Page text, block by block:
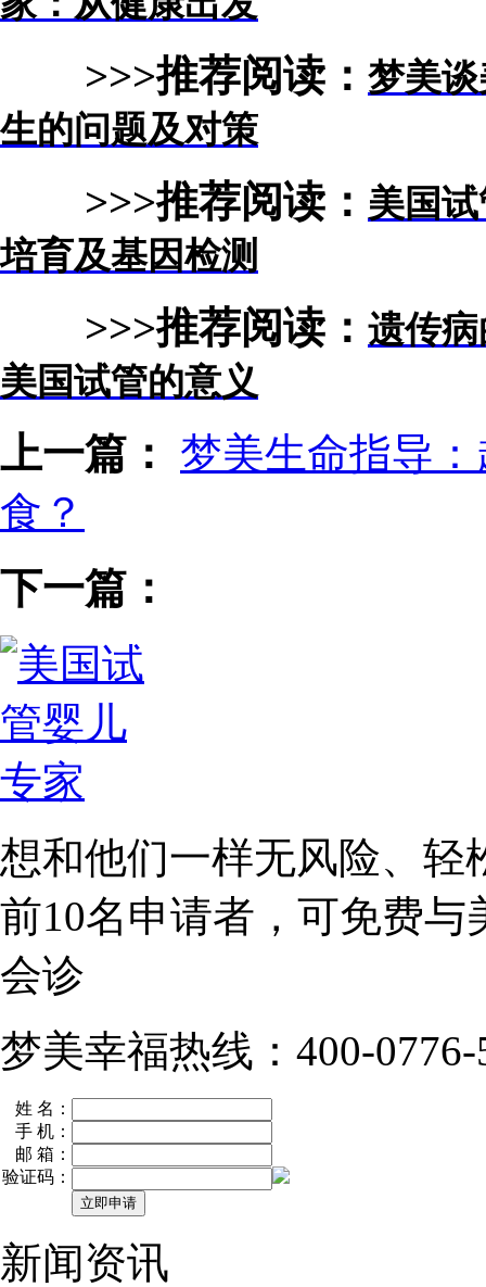
>>>推荐阅读： 梦美
生的问题及对策
>>>推荐阅读： 美国
培育及基因检测
>>>推荐阅读： 遗传
美国试管的意义
上一篇：
梦美生命指导
食？
下一篇：
想和他们一样无风险、轻
前10名申请者，可免费与
会诊
梦美幸福热线：400-0776-
姓 名：
手 机：
邮 箱：
验证码：
新闻资讯